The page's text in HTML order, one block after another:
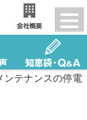
ンテナンスの停電